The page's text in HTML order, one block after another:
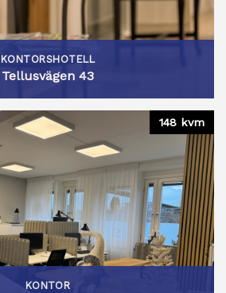
KONTORSHOTELL
Tellusvägen 43
148 kvm
KONTOR